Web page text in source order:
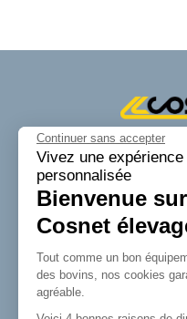
Continuer sans accepter
Vivez une
personnalisée
Bienvenue sur
Cosnet
Tout comme un bon
des bovins, nos cookies
agréable.
Cosnet matériel
de la SAS Cosnet.
conception et la
tubulaires pour les
Reconnue pour
fabrication de
barrières, de
Avec Cosnet, vous